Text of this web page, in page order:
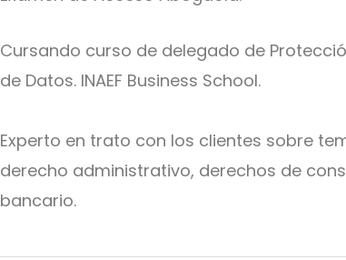
Cursando curso de delegado de
de Datos. INAEF Business School.
Experto en trato con los clientes sobre
derecho administrativo, derechos de
bancario.